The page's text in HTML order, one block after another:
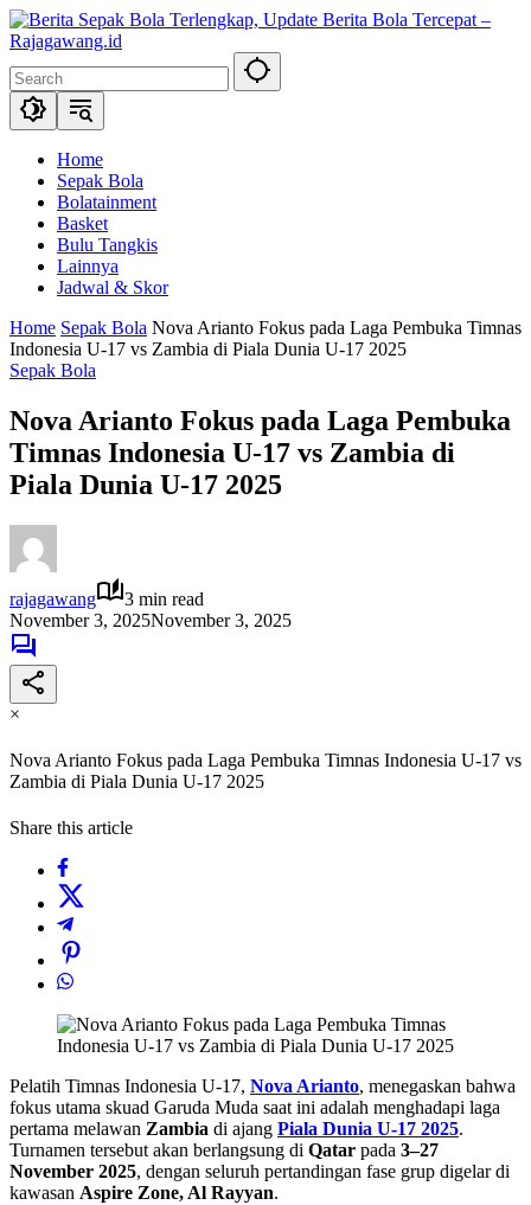
Skip
to
Home
Sepak Bola
Bolatainment
Basket
Bulu Tangkis
Lainnya
Jadwal & Skor
Home Sepak Bola Nova Arianto Fokus pada Laga Pembuka Timnas
Indonesia U-17 vs Zambia di Piala Dunia U-17 2025
Sepak Bola
Nova Arianto Fokus pada Laga Pembuka
Timnas Indonesia U-17 vs Zambia di
Piala Dunia U-17 2025
rajagawang
3 min read
November 3, 2025November 3, 2025
×
Nova Arianto Fokus pada Laga Pembuka Timnas Indonesia U-17 vs
Zambia di Piala Dunia U-17 2025
Share this article
Pelatih Timnas Indonesia U-17, Nova Arianto, menegaskan bahwa
fokus utama skuad Garuda Muda saat ini adalah menghadapi laga
pertama melawan Zambia di ajang Piala Dunia U-17 2025.
Turnamen tersebut akan berlangsung di Qatar pada 3–27
November 2025, dengan seluruh pertandingan fase grup digelar di
kawasan Aspire Zone, Al Rayyan.